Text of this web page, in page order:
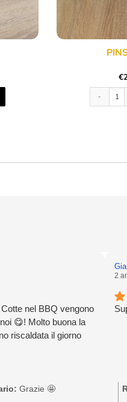
€
nel BBQ vengono
😋! Molto buona la
riscaldata il giorno
Grazie 🤩
2